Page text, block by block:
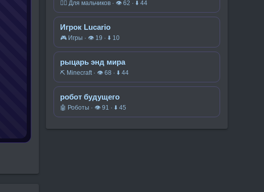
🧍‍♂️ Для мальчиков · 👁 62 · ⬇ 44
Игрок Lucario
🎮 Игры · 👁 19 · ⬇ 10
рыцарь энд мира
⛏️ Minecraft · 👁 68 · ⬇ 44
робот будущего
🤖 Роботы · 👁 91 · ⬇ 45